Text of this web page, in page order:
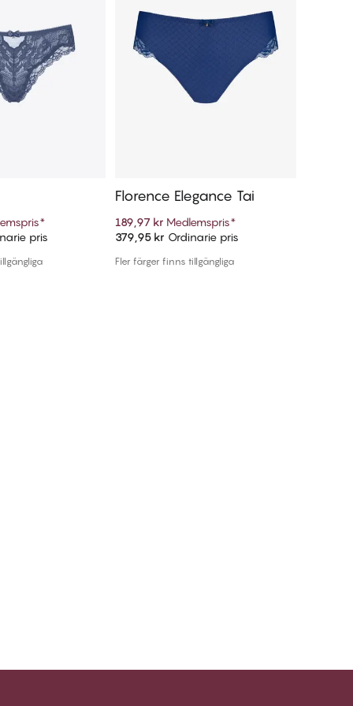
i varukorg
*
pris Lägg till i varukorg
Florence Elegance Tai
189,97 kr Medlemspris*
379,95 kr Ordinarie pris
Fler färger finns tillgängliga